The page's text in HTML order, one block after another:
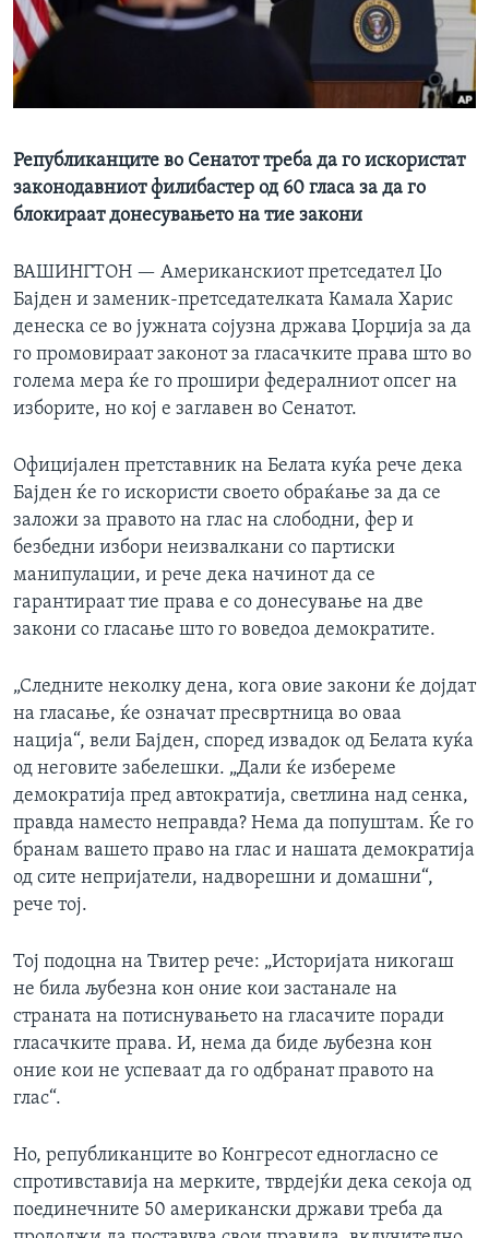
ИНТЕРВЈУА
Јазици
Републиканците во Сенатот треба да го искористат
законодавниот филибастер од 60 гласа за да го
блокираат донесувањето на тие закони
ВАШИНГТОН — Американскиот претседател Џо
Бајден и заменик-претседателката Камала Харис
денеска се во јужната сојузна држава Џорџија за да
го промовираат законот за гласачките права што во
голема мера ќе го прошири федералниот опсег на
изборите, но кој е заглавен во Сенатот.
Официјален претставник на Белата куќа рече дека
Бајден ќе го искористи своето обраќање за да се
заложи за правото на глас на слободни, фер и
безбедни избори неизвалкани со партиски
манипулации, и рече дека начинот да се
гарантираат тие права е со донесување на две
закони со гласање што го воведоа демократите.
„Следните неколку дена, кога овие закони ќе дојдат
на гласање, ќе означат пресвртница во оваа
нација“, вели Бајден, според извадок од Белата куќа
од неговите забелешки. „Дали ќе избереме
демократија пред автократија, светлина над сенка,
правда наместо неправда? Нема да попуштам. Ќе го
бранам вашето право на глас и нашата демократија
од сите непријатели, надворешни и домашни“,
рече тој.
Тој подоцна на Твитер рече: „Историјата никогаш
не била љубезна кон оние кои застанале на
страната на потиснувањето на гласачите поради
гласачките права. И, нема да биде љубезна кон
оние кои не успеваат да го одбранат правото на
глас“.
Но, републиканците во Конгресот едногласно се
спротивставија на мерките, тврдејќи дека секоја од
поединечните 50 американски држави треба да